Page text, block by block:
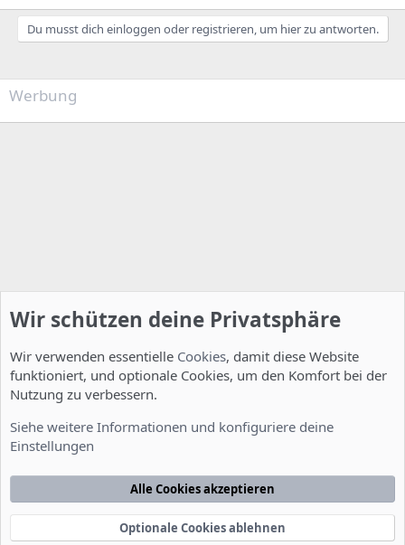
Du musst dich einloggen oder registrieren, um hier zu antworten.
Werbung
Nutzungsbedingungen Datenschutzerklärung
Startseite
Community platform by XenForo® © 2010-2022 XenForo Ltd.
Wir schützen deine Privatsphäre
Wir verwenden essentielle Cookies, damit diese Website
funktioniert, und optionale Cookies, um den Komfort bei der
Nutzung zu verbessern.
Siehe weitere Informationen und konfiguriere deine
Einstellungen
Alle Cookies akzeptieren
Optionale Cookies ablehnen